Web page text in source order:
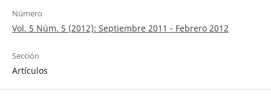
Número
Vol. 5 Núm. 5 (2012): Septiembre 2011 - Febrero 2012
Sección
Artículos